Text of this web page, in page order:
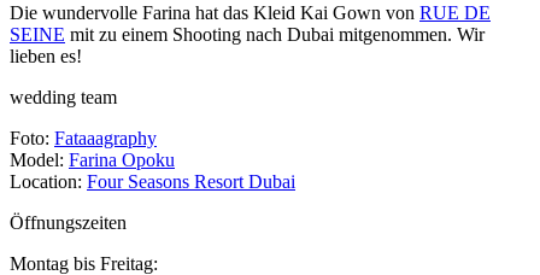
Die wundervolle Farina hat das Kleid Kai Gown von RUE DE
SEINE mit zu einem Shooting nach Dubai mitgenommen. Wir
lieben es!
wedding team
Foto: Fataaagraphy
Model: Farina Opoku
Location: Four Seasons Resort Dubai
Öffnungszeiten
Montag bis Freitag: